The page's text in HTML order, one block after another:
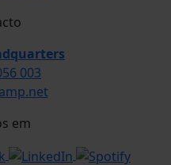
003
em